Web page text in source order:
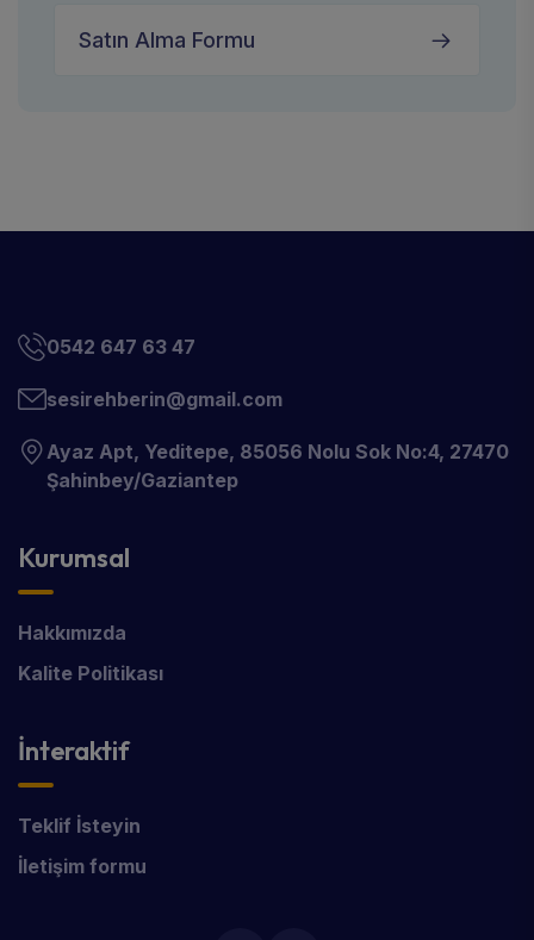
Satın Alma Formu
0542 647 63 47
sesirehberin@gmail.com
Ayaz Apt, Yeditepe, 85056 Nolu Sok No:4, 27470
Şahinbey/Gaziantep
Kurumsal
Hakkımızda
Kalite Politikası
İnteraktif
Teklif İsteyin
İletişim formu